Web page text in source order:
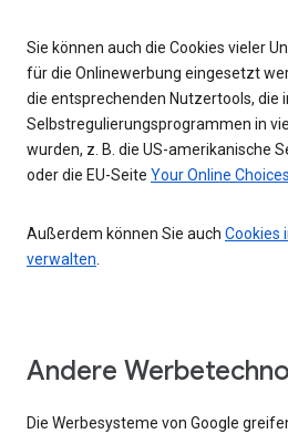
Sie können auch die Cookies vieler
für die Onlinewerbung eingesetzt
die entsprechenden Nutzertools, die
Selbstregulierungsprogrammen in
wurden, z. B. die US-amerikanische
oder die EU-Seite Your Online Choices
Außerdem können Sie auch Cookies
verwalten.
Andere
Die Werbesysteme von Google